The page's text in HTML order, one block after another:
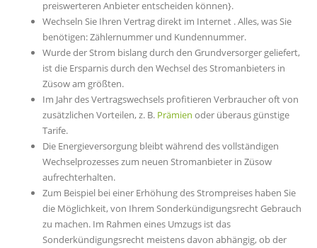
preiswerteren Anbieter entscheiden können}.
Wechseln Sie Ihren Vertrag direkt im Internet . Alles, was Sie
benötigen: Zählernummer und Kundennummer.
Wurde der Strom bislang durch den Grundversorger geliefert,
ist die Ersparnis durch den Wechsel des Stromanbieters in
Züsow am größten.
Im Jahr des Vertragswechsels profitieren Verbraucher oft von
zusätzlichen Vorteilen, z. B. Prämien oder überaus günstige
Tarife.
Die Energieversorgung bleibt während des vollständigen
Wechselprozesses zum neuen Stromanbieter in Züsow
aufrechterhalten.
Zum Beispiel bei einer Erhöhung des Strompreises haben Sie
die Möglichkeit, von Ihrem Sonderkündigungsrecht Gebrauch
zu machen. Im Rahmen eines Umzugs ist das
Sonderkündigungsrecht meistens davon abhängig, ob der